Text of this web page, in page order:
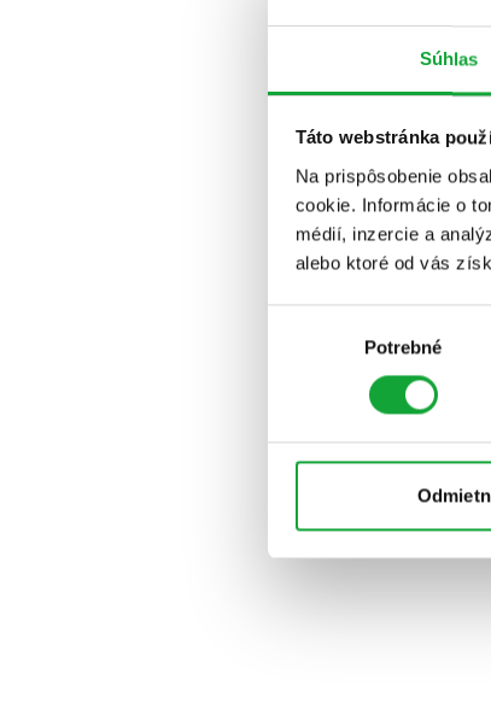
Súhlas
Táto webstránka
Na prispôsobenie
cookie. Informácie o
médií, inzercie a
alebo ktoré od vás
Potrebné